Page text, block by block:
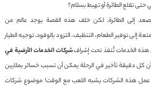
تقلع الطائرة أو تهبط بسلام؟
إلى الطائرة، لكن خلف هذه القصة يوجد عالم من
إلى توفير الطعام، التنظيف، التزود بالوقود، توجيه الطيار
هذه الخدمات تُنفذ تحت إشرافشركات الخدمات الأرضية في
كل دقيقة تأخير في الرحلة يمكن أن تسبب خسائر بملايين
عمل هذه الشركات يشبه اللعب مع الوقت! موضوع شركات